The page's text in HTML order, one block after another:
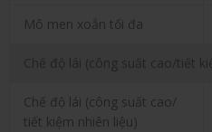
Mô men xoắn tối đa
Chế độ lái (công suất cao/tiết
Chế độ lái (công suất cao/
tiết kiệm nhiên liệu)